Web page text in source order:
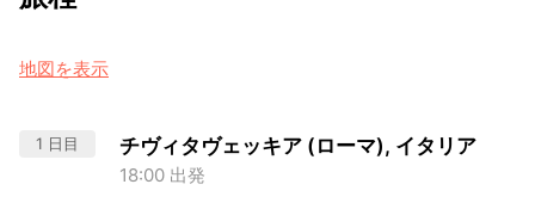
地図を表示
1 日目 チヴィタヴェッキア (ローマ), イタリア
18:00 出発